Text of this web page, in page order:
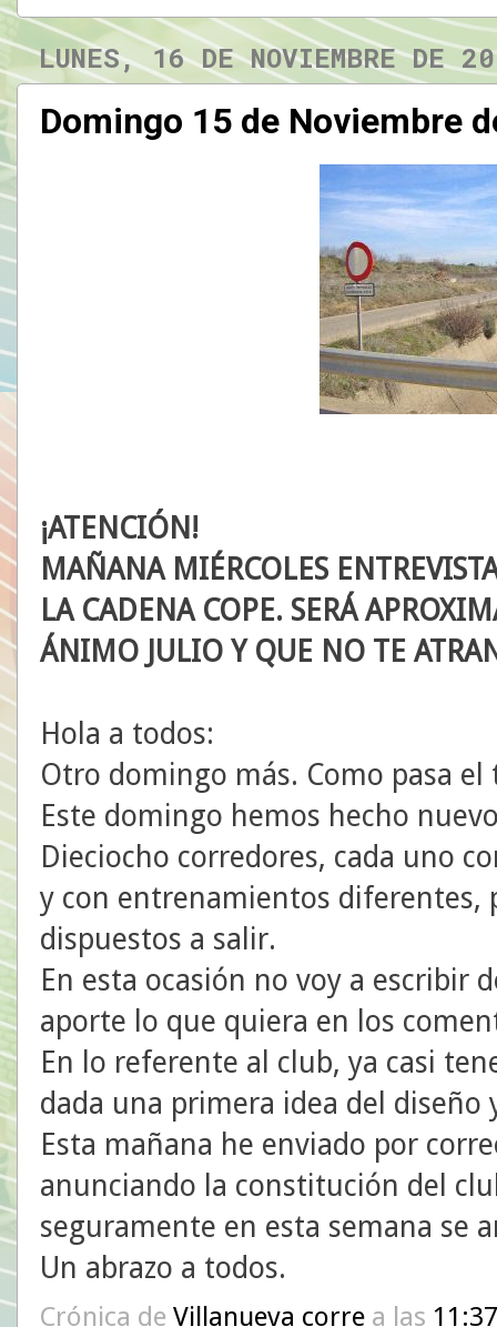
LUNES, 16 DE NOVIEMBRE DE
Domingo 15 de Noviembre
¡ATENCIÓN!
MAÑANA MIÉRCOLES
LA CADENA COPE. SERÁ
ÁNIMO JULIO Y QUE NO TE
Hola a todos:
Otro domingo más. Como pasa el
Este domingo hemos hecho
Dieciocho corredores, cada uno
y con entrenamientos diferentes,
dispuestos a salir.
En esta ocasión no voy a escribir
aporte lo que quiera en los
En lo referente al club, ya casi
dada una primera idea del diseño
Esta mañana he enviado por
anunciando la constitución del
seguramente en esta semana se
Un abrazo a todos.
Crónica de Villanueva corre a las 11:37